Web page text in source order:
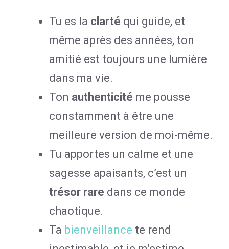
Tu es la clarté qui guide, et
même après des années, ton
amitié est toujours une lumière
dans ma vie.
Ton authenticité me pousse
constamment à être une
meilleure version de moi-même.
Tu apportes un calme et une
sagesse apaisants, c’est un
trésor rare dans ce monde
chaotique.
Ta bienveillance te rend